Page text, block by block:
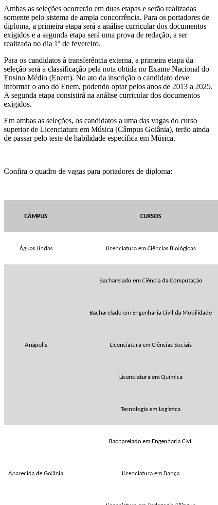
Ambas as seleções ocorrerão em duas etapas e serão realizadas
somente pelo sistema de ampla concorrência. Para os portadores de
diploma, a primeira etapa será a análise curricular dos documentos
exigidos e a segunda etapa será uma prova de redação, a ser
realizada no dia 1º de fevereiro.
Para os candidatos à transferência externa, a primeira etapa da
seleção será a classificação pela nota obtida no Exame Nacional do
Ensino Médio (Enem). No ato da inscrição o candidato deve
informar o ano do Enem, podendo optar pelos anos de 2013 a 2025.
A segunda etapa consistirá na análise curricular dos documentos
exigidos.
Em ambas as seleções, os candidatos a uma das vagas do curso
superior de Licenciatura em Música (Câmpus Goiânia), terão ainda
de passar pelo teste de habilidade específica em Música.
Confira o quadro de vagas para portadores de diploma:
CÂMPUS CURSOS
Águas Lindas Licenciatura em Ciências Biológicas
Anápolis
Bacharelado em Ciência da Computação
Bacharelado em Engenharia Civil da Mobilidade
Licenciatura em Ciências Sociais
Licenciatura em Química
Tecnologia em Logística
Aparecida de Goiânia
Bacharelado em Engenharia Civil
Licenciatura em Dança